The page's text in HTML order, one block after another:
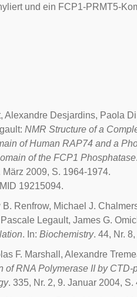
und ein FCP1-PRMT5-
Alexandre Desjardins, Paola
NMR Structure of a
of Human RAP74 and a
of the FCP1 Phosphatase
März 2009, S. 1964-1974.
19215094.
B. Renfrow, Michael J.
Legault, James G.
. In: Biochemistry. 44, Nr.
F. Marshall, Alexandre
of RNA Polymerase II by
. 335, Nr. 2, 9. Januar 2004, S.